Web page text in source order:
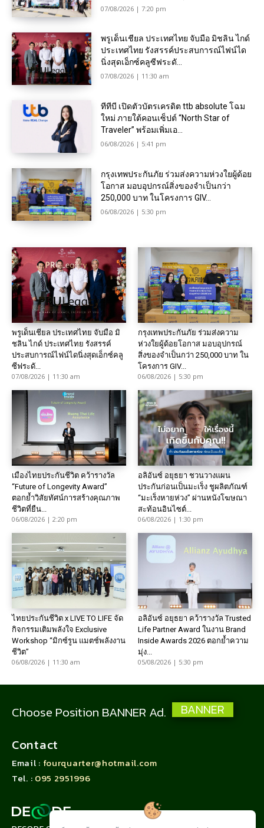
07/08/2026 | 7:20 pm
พรูเด็นเชียล ประเทศไทย จับมือ มิชลิน ไกด์
ประเทศไทย รังสรรค์ประสบการณ์ไฟน์ได
นิ่งสุดเอ็กซ์คลูซีฟระดั...
07/08/2026 | 11:30 am
ทีทีบี เปิดตัวบัตรเครดิต ttb absolute โฉม
ใหม่ ภายใต้คอนเซ็ปต์ “North Star of
Traveler” พร้อมเพิ่มเอ...
06/08/2026 | 5:41 pm
กรุงเทพประกันภัย ร่วมส่งความห่วงใยผู้ด้อย
โอกาส มอบอุปกรณ์สิ่งของจำเป็นกว่า
250,000 บาท ในโครงการ GIV...
06/08/2026 | 5:30 pm
พรูเด็นเชียล ประเทศไทย จับมือ มิ
ชลิน ไกด์ ประเทศไทย รังสรรค์
ประสบการณ์ไฟน์ไดนิ่งสุดเอ็กซ์คลู
ซีฟระดั...
07/08/2026 | 11:30 am
กรุงเทพประกันภัย ร่วมส่งความ
ห่วงใยผู้ด้อยโอกาส มอบอุปกรณ์
สิ่งของจำเป็นกว่า 250,000 บาท ใน
โครงการ GIV...
06/08/2026 | 5:30 pm
เมืองไทยประกันชีวิต คว้ารางวัล
“Future of Longevity Award”
ตอกย้ำวิสัยทัศน์การสร้างคุณภาพ
ชีวิตที่ยืน...
06/08/2026 | 2:20 pm
อลิอันซ์ อยุธยา ชวนวางแผน
ประกันก่อนเป็นมะเร็ง ชูผลิตภัณฑ์
“มะเร็งหายห่วง” ผ่านหนังโฆษณา
สะท้อนอินไซต์...
06/08/2026 | 1:30 pm
ไทยประกันชีวิต x LIVE TO LIFE จัด
กิจกรรมเติมพลังใจ Exclusive
Workshop “มิกซ์รูน แมตช์พลังงาน
ชีวิต”
06/08/2026 | 11:30 am
อลิอันซ์ อยุธยา คว้ารางวัล Trusted
Life Partner Award ในงาน Brand
Inside Awards 2026 ตอกย้ำความ
มุ่ง...
05/08/2026 | 5:30 pm
Choose Position BANNER Ad. BANNER
Contact
Email : fourquarter@hotmail.com
Tel. : 095 2951996